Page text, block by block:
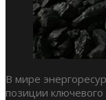
В мире
позиции ключевого